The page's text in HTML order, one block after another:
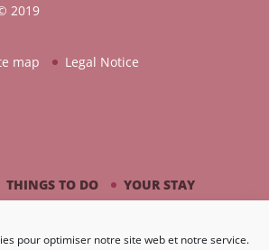
pour optimiser notre site web et notre service.
2019
map Legal Notice
THINGS TO DO
YOUR STAY